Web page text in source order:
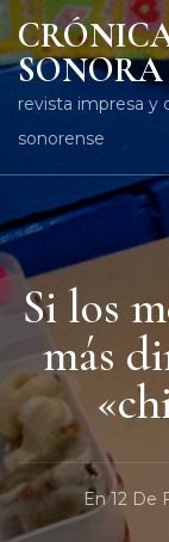
SONORA
revista impresa y
sonorense
Si los
más
En12 De